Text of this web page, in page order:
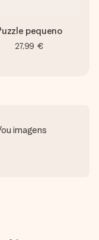
pequeno
27,99 €
imagens